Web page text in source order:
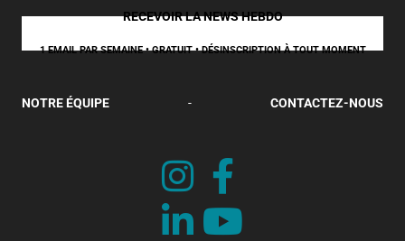
RECEVOIR LA NEWS HEBDO
1 EMAIL PAR SEMAINE • GRATUIT • DÉSINSCRIPTION À TOUT MOMENT
NOTRE ÉQUIPE - CONTACTEZ-NOUS